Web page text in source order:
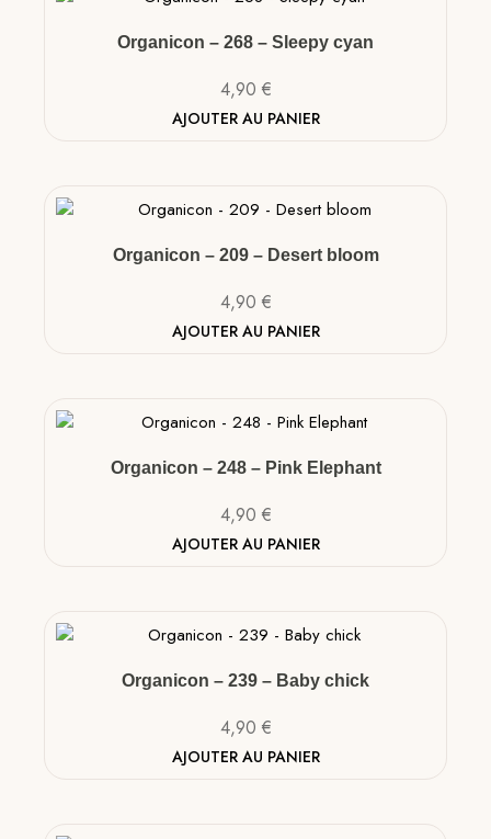
Organicon – 268 – Sleepy cyan
4,90 €
AJOUTER AU PANIER
Organicon – 209 – Desert bloom
4,90 €
AJOUTER AU PANIER
Organicon – 248 – Pink Elephant
4,90 €
AJOUTER AU PANIER
Organicon – 239 – Baby chick
4,90 €
AJOUTER AU PANIER